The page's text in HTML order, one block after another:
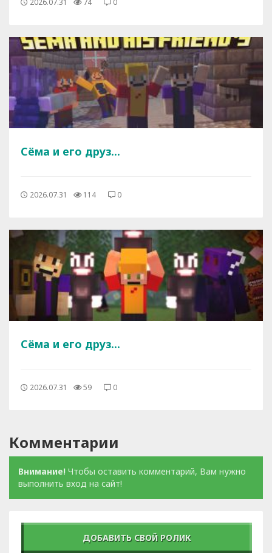
Сёма и его друз...
2026.07.31 114 0
Сёма и его друз...
2026.07.31 59 0
Комментарии
Внимание! Чтобы оставить комментарий, Вам нужно
выполнить вход на сайт!
ДОБАВИТЬ СВОЙ РОЛИК